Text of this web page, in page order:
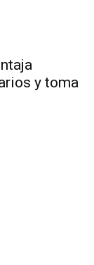
y toma